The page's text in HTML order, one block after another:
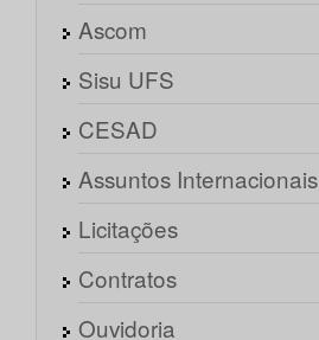
Ascom
Sisu UFS
CESAD
Assuntos Internacionais
Licitações
Contratos
Ouvidoria